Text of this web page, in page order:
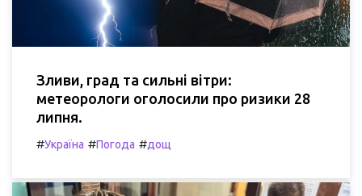
Зливи, град та сильні вітри:
метеорологи оголосили про ризики 28
липня.
#Україна #Погода #дощ